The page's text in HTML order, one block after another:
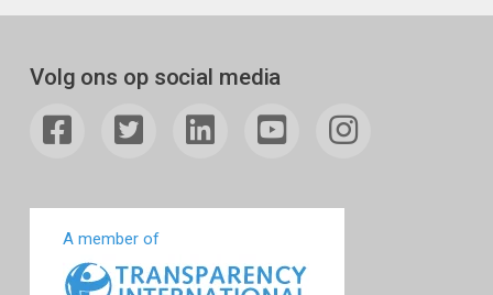
Volg ons op social media
A member of